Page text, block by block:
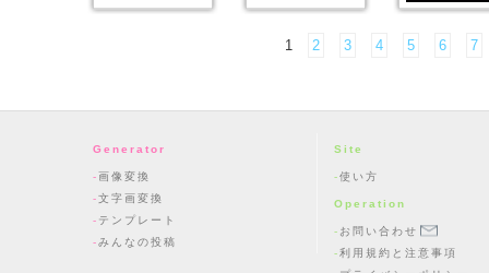
1 2 3 4 5 6 7
Generator
画像変換
文字画変換
テンプレート
みんなの投稿
Site
使い方
Operation
お問い合わせ
利用規約と注意事項